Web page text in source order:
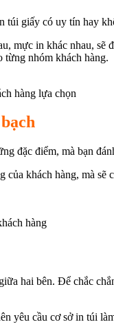
giấy có uy tín hay
mực in khác nhau, sẽ
từng nhóm khách hàng.
hàng lựa chọn
đặc điểm, mà bạn
khách hàng, mà
hàng
hai bên. Để chắc
yêu cầu cơ sở in túi